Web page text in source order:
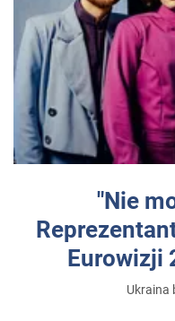
"Nie
Eurowizji
Ukraina